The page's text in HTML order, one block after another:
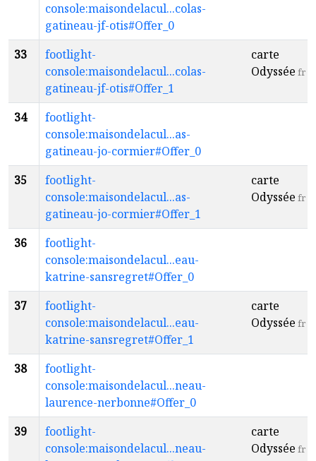
console:maisondelacul...colas-
gatineau-jf-otis#Offer_0
33
footlight-
console:maisondelacul...colas-
gatineau-jf-otis#Offer_1
carte
Odyssée fr
34
footlight-
console:maisondelacul...as-
gatineau-jo-cormier#Offer_0
35
footlight-
console:maisondelacul...as-
gatineau-jo-cormier#Offer_1
carte
Odyssée fr
36
footlight-
console:maisondelacul...eau-
katrine-sansregret#Offer_0
37
footlight-
console:maisondelacul...eau-
katrine-sansregret#Offer_1
carte
Odyssée fr
38
footlight-
console:maisondelacul...neau-
laurence-nerbonne#Offer_0
39
footlight-
console:maisondelacul...neau-
carte
Odyssée fr